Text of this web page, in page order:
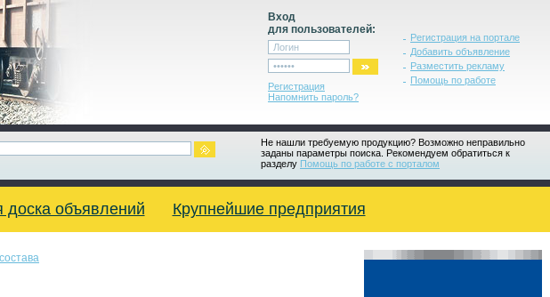
Вход
для пользователей:
Регистрация
Напомнить пароль?
Регистрация на портале
Добавить объявление
Разместить рекламу
Помощь по работе
Не нашли требуемую продукцию? Возможно неправильно
заданы параметры поиска. Рекомендуем обратиться к
разделу Помощь по работе с порталом
объявлений Крупнейшие предприятия